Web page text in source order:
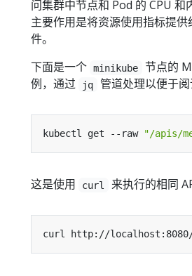
问集群中节点和 Pod 的 CPU 和
主要作用是将资源使用指标提供
件。
下面是一个 minikube
节点的
例，通过
jq 管道处理以便于阅
kubectl get --raw "/apis/
这是使用 curl 来执行的相同